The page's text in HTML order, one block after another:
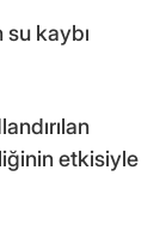
kaybı
etkisiyle